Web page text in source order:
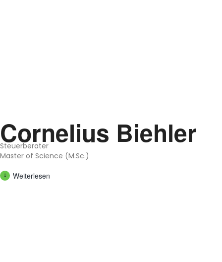
Cor­ne­li­us Bieh­ler
Steu­er­be­ra­ter
Mas­ter of Sci­ence (M.Sc.)
Wei­ter­le­sen